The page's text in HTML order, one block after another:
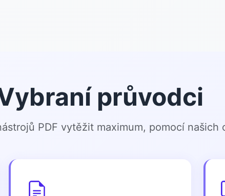
průvodci
PDF vytěžit maximum, pomocí našich